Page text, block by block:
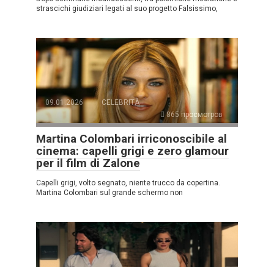
strascichi giudiziari legati al suo progetto Falsissimo,
09.01.2026
CELEBRITÀ
865 просмотров
Martina Colombari irriconoscibile al
cinema: capelli grigi e zero glamour
per il film di Zalone
Capelli grigi, volto segnato, niente trucco da copertina.
Martina Colombari sul grande schermo non